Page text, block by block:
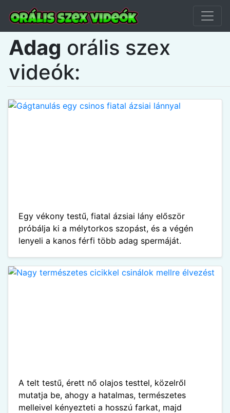
Adag orális szex
videók:
Egy vékony testű, fiatal ázsiai lány először
próbálja ki a mélytorkos szopást, és a végén
lenyeli a kanos férfi több adag spermáját.
A telt testű, érett nő olajos testtel, közelről
mutatja be, ahogy a hatalmas, természetes
melleivel kényezteti a hosszú farkat, majd